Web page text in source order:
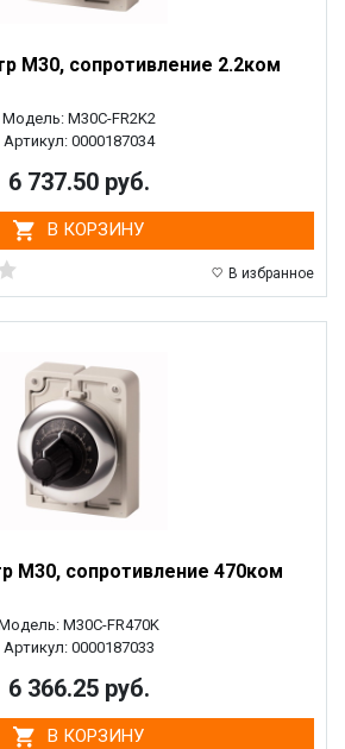
M30, сопротивление 2.2ком
Модель: M30C-FR2K2
Артикул: 0000187034
6 737.50 руб.
В КОРЗИНУ
В избранное
M30, сопротивление 470ком
M30C-FR470K
Артикул: 0000187033
6 366.25 руб.
В КОРЗИНУ